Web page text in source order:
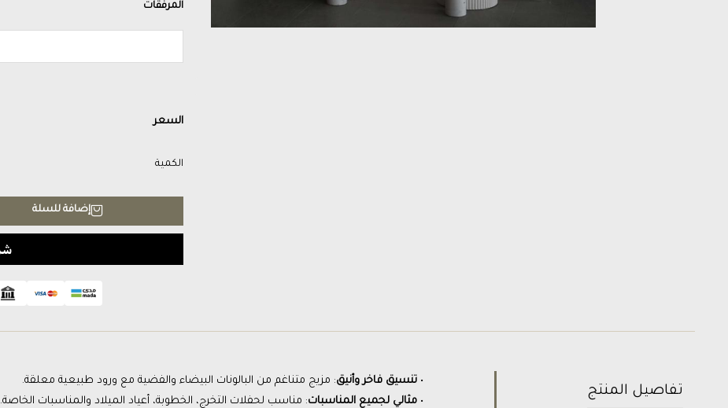
المرفقات
السعر
الكمية
إضافة للسلة
تفاصيل المنتج
• تنسيق فاخر وأنيق: مزيج متناغم من البالونات البيضاء والفضية مع ورود طبيعية معلقة.
• مثالي لجميع المناسبات: مناسب لحفلات التخرج، الخطوبة، أعياد الميلاد والمناسبات الخاصة.